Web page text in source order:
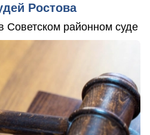
Ростова
Советском районном суде